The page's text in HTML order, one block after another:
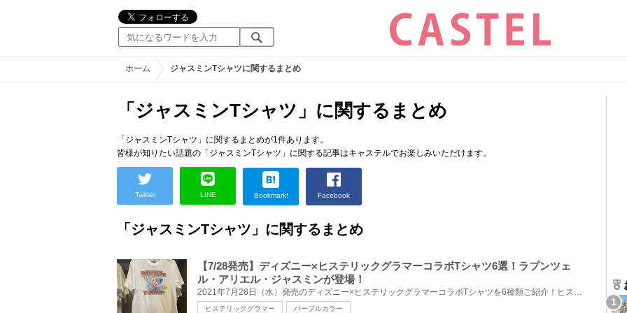
ホーム ジャスミンTシャツに関するまとめ
「ジャスミンTシャツ」に関するまとめ
「ジャスミンTシャツ」に関するまとめが1件あります。
皆様が知りたい話題の「ジャスミンTシャツ」に関する記事はキャステルでお楽しみいただけます。
Twitter LINE Bookmark! Facebook
「ジャスミンTシャツ」に関するまとめ
【7/28発売】ディズニー×ヒステリックグラマーコラボTシャツ6選！ラプンツェ
ル・アリエル・ジャスミンが登場！
2021年7月28日（水）発売のディズニー×ヒステリックグラマーコラボTシャツを6種類ご紹介！ヒステリック...
ヒステリックグラマー パープルカラー